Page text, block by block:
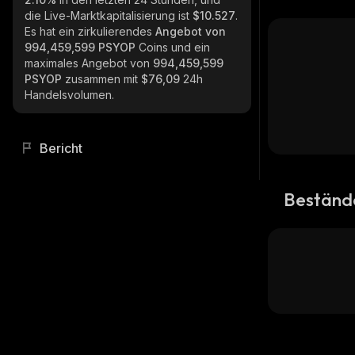
die Live-Marktkapitalisierung ist $10.527.
Es hat ein zirkulierendes Angebot von
994,459,599 PSYOP Coins und ein
maximales Angebot von 994,459,599
PSYOP zusammen mit $76,09 24h
Handelsvolumen.
Bericht